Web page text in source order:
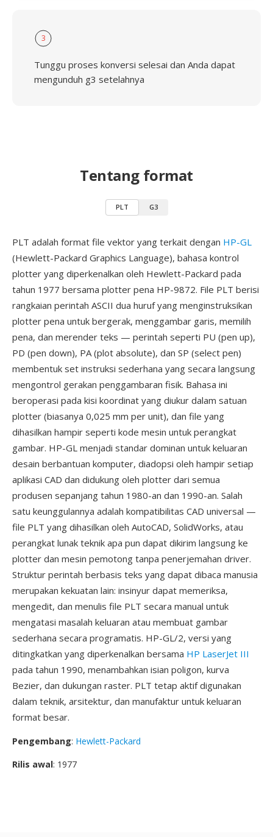
3
Tunggu proses konversi selesai dan Anda dapat
mengunduh g3 setelahnya
Tentang format
PLT G3
PLT adalah format file vektor yang terkait dengan HP-GL
(Hewlett-Packard Graphics Language), bahasa kontrol
plotter yang diperkenalkan oleh Hewlett-Packard pada
tahun 1977 bersama plotter pena HP-9872. File PLT berisi
rangkaian perintah ASCII dua huruf yang menginstruksikan
plotter pena untuk bergerak, menggambar garis, memilih
pena, dan merender teks — perintah seperti PU (pen up),
PD (pen down), PA (plot absolute), dan SP (select pen)
membentuk set instruksi sederhana yang secara langsung
mengontrol gerakan penggambaran fisik. Bahasa ini
beroperasi pada kisi koordinat yang diukur dalam satuan
plotter (biasanya 0,025 mm per unit), dan file yang
dihasilkan hampir seperti kode mesin untuk perangkat
gambar. HP-GL menjadi standar dominan untuk keluaran
desain berbantuan komputer, diadopsi oleh hampir setiap
aplikasi CAD dan didukung oleh plotter dari semua
produsen sepanjang tahun 1980-an dan 1990-an. Salah
satu keunggulannya adalah kompatibilitas CAD universal —
file PLT yang dihasilkan oleh AutoCAD, SolidWorks, atau
perangkat lunak teknik apa pun dapat dikirim langsung ke
plotter dan mesin pemotong tanpa penerjemahan driver.
Struktur perintah berbasis teks yang dapat dibaca manusia
merupakan kekuatan lain: insinyur dapat memeriksa,
mengedit, dan menulis file PLT secara manual untuk
mengatasi masalah keluaran atau membuat gambar
sederhana secara programatis. HP-GL/2, versi yang
ditingkatkan yang diperkenalkan bersama HP LaserJet III
pada tahun 1990, menambahkan isian poligon, kurva
Bezier, dan dukungan raster. PLT tetap aktif digunakan
dalam teknik, arsitektur, dan manufaktur untuk keluaran
format besar.
Pengembang: Hewlett-Packard
Rilis awal: 1977